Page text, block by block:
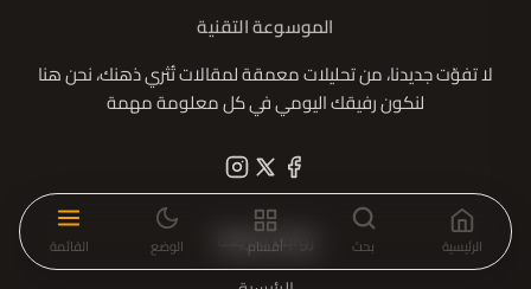
الرئيسية بحث أقسام الوضع القائمة
الموسوعة التقنية
لا تفوّت جديدنا، من تحليلات معمقة لمقالات تُثري ذهنك، نحن هنا
لنكون رفيقك اليومي في كل معلومة مهمة
روابط سريعة